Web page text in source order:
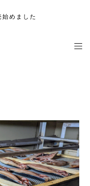
めました